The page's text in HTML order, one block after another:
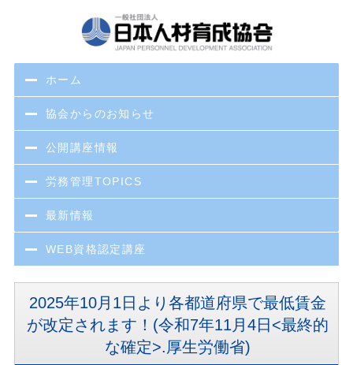
ホーム
協会からのお知らせ
公開講座情報
労務管理TOPICS
最新情報
WEB資格認定講座
2025年10月1日より各都道府県で最低賃金
が改定されます！(令和7年11月4日<最終的
な確定>.厚生労働省)